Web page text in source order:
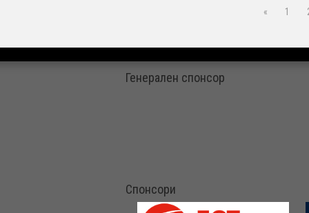
« 1
Генерален спонсор
Спонсори